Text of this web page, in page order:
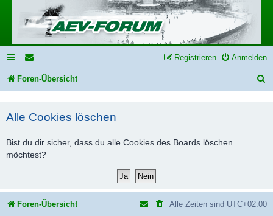
Anmelden
Registrieren
Foren-Übersicht
h
Alle Cookies löschen
Bist du dir sicher, dass du alle Cookies des Boards löschen
möchtest?
Foren-Übersicht Alle Zeiten sind UTC+02:00